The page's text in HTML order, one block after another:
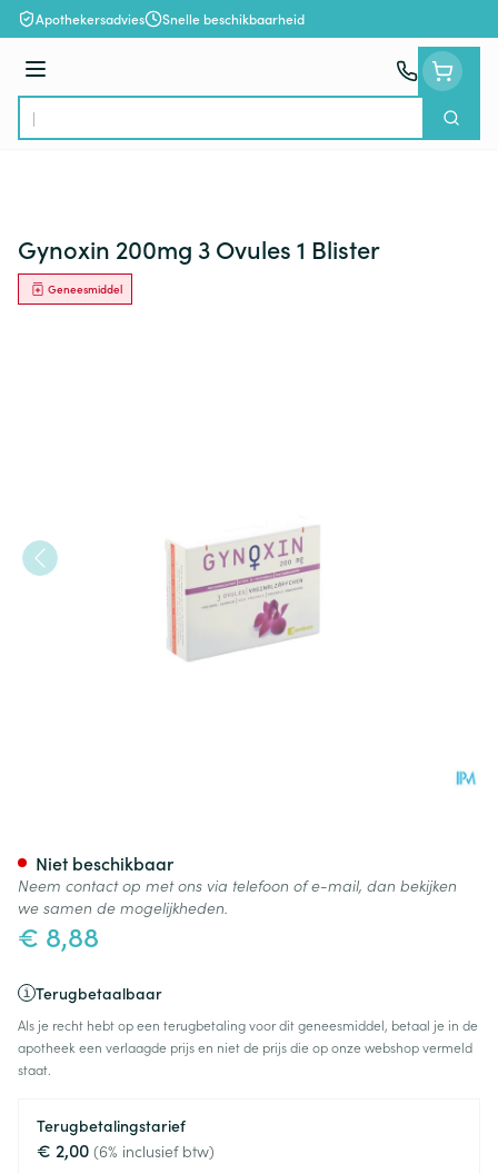
Ga naar de inhoud
Apothekersadvies Snelle beschikbaarheid
Menu
Product, merk, categorie...
Zoek
Gynoxin 200mg 3 Ovules 1 Blister
Geneesmiddel
€ 8,88
Terugbetaalbaar
Als je recht hebt op een terugbetaling voor dit geneesmiddel, betaal je in de
apotheek een verlaagde prijs en niet de prijs die op onze webshop vermeld
staat.
Terugbetalingstarief
€ 2,00 (6% inclusief btw)
Niet beschikbaar
Neem contact op met ons via telefoon of e-mail, dan bekijken
we samen de mogelijkheden.